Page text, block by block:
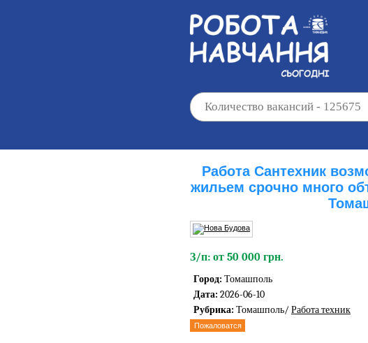
Работа Сантехник
жильем срочно много
З/п: от 50 000 грн.
Город: Томашполь
Дата: 2026-06-10
Рубрика: Томашполь/ Работа техник
Пожаловатся